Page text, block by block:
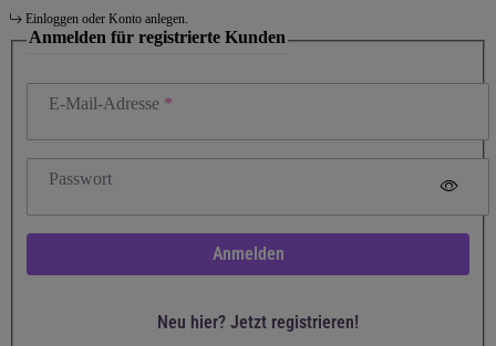
Einloggen oder Konto anlegen.
Anmelden für registrierte Kunden
E-Mail-Adresse
Passwort
Anmelden
Neu hier? Jetzt registrieren!